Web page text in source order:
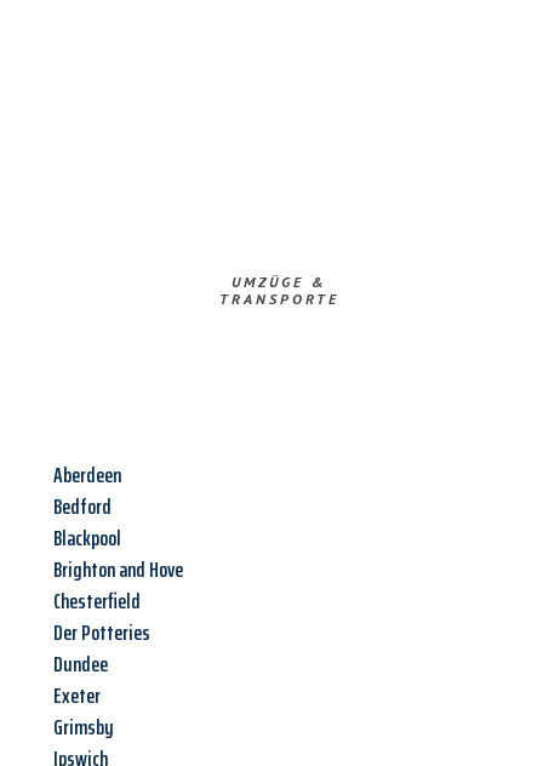
UMZÜGE &
TRANSPORTE
Aberdeen
Bedford
Blackpool
Brighton and Hove
Chesterfield
Der Potteries
Dundee
Exeter
Grimsby
Ipswich